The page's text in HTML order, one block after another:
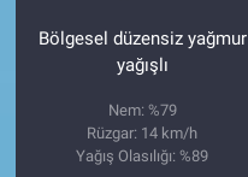
Bölgesel düzensiz yağmur
yağışlı
Nem: %79
Rüzgar: 14 km/h
Yağış Olasılığı: %89